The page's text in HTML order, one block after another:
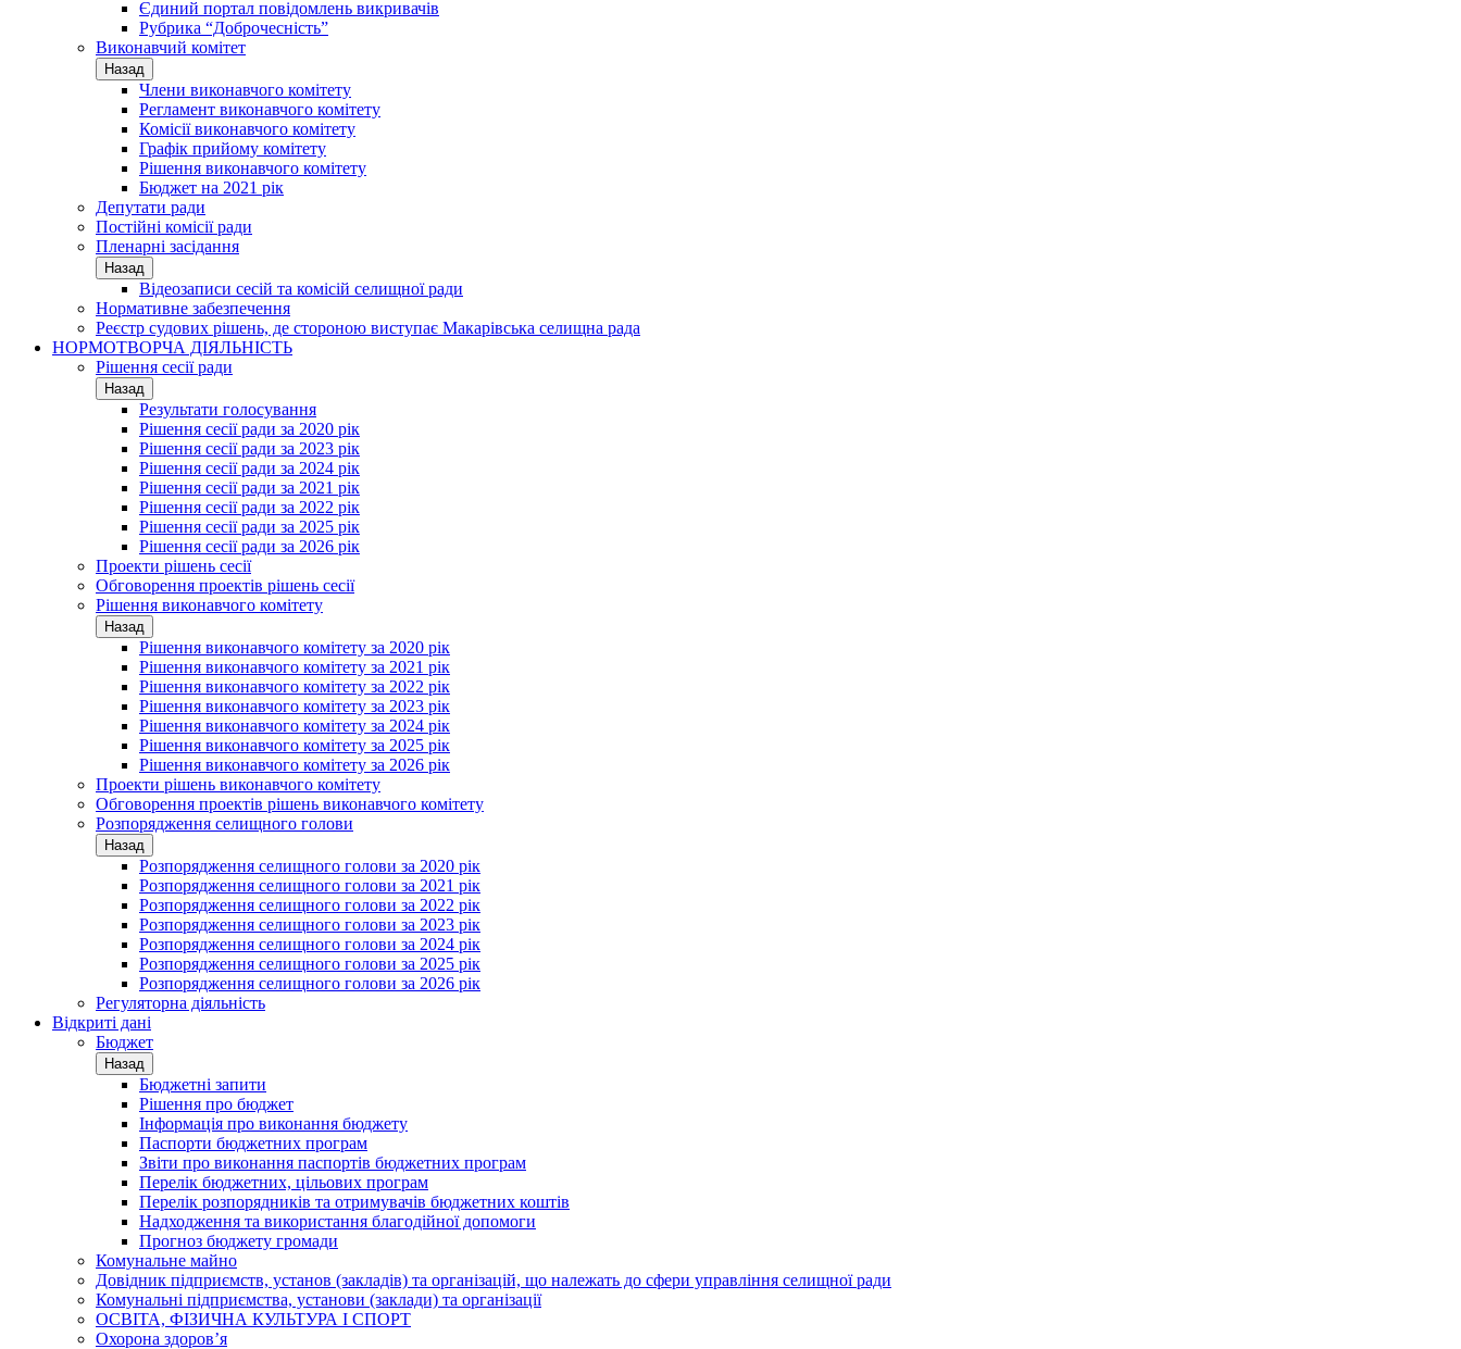
Єдиний портал повідомлень викривачів
Рубрика “Доброчесність”
Виконавчий комітет
Назад
Члени виконавчого комітету
Регламент виконавчого комітету
Комісії виконавчого комітету
Графік прийому комітету
Рішення виконавчого комітету
Бюджет на 2021 рік
Депутати ради
Постійні комісії ради
Пленарні засідання
Назад
Відеозаписи сесій та комісій селищної ради
Нормативне забезпечення
Реєстр судових рішень, де стороною виступає Макарівська селищна рада
НОРМОТВОРЧА ДІЯЛЬНІСТЬ
Рішення сесії ради
Назад
Результати голосування
Рішення сесії ради за 2020 рік
Рішення сесії ради за 2023 рік
Рішення сесії ради за 2024 рік
Рішення сесії ради за 2021 рік
Рішення сесії ради за 2022 рік
Рішення сесії ради за 2025 рік
Рішення сесії ради за 2026 рік
Проекти рішень сесії
Обговорення проектів рішень сесії
Рішення виконавчого комітету
Назад
Рішення виконавчого комітету за 2020 рік
Рішення виконавчого комітету за 2021 рік
Рішення виконавчого комітету за 2022 рік
Рішення виконавчого комітету за 2023 рік
Рішення виконавчого комітету за 2024 рік
Рішення виконавчого комітету за 2025 рік
Рішення виконавчого комітету за 2026 рік
Проекти рішень виконавчого комітету
Обговорення проектів рішень виконавчого комітету
Розпорядження селищного голови
Назад
Розпорядження селищного голови за 2020 рік
Розпорядження селищного голови за 2021 рік
Розпорядження селищного голови за 2022 рік
Розпорядження селищного голови за 2023 рік
Розпорядження селищного голови за 2024 рік
Розпорядження селищного голови за 2025 рік
Розпорядження селищного голови за 2026 рік
Регуляторна діяльність
Відкриті дані
Бюджет
Назад
Бюджетні запити
Рішення про бюджет
Інформація про виконання бюджету
Паспорти бюджетних програм
Звіти про виконання паспортів бюджетних програм
Перелік бюджетних, цільових програм
Перелік розпорядників та отримувачів бюджетних коштів
Надходження та використання благодійної допомоги
Прогноз бюджету громади
Комунальне майно
Довідник підприємств, установ (закладів) та організацій, що належать до сфери управління селищної ради
Комунальні підприємства, установи (заклади) та організації
ОСВІТА, ФІЗИЧНА КУЛЬТУРА І СПОРТ
Охорона здоров’я